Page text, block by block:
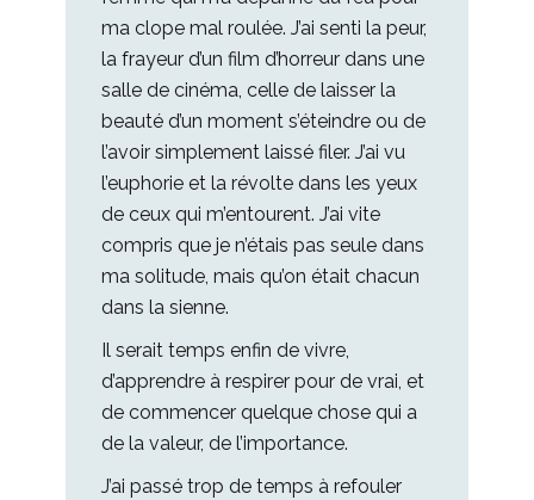
ma clope mal roulée. J’ai senti la peur,
la frayeur d’un film d’horreur dans une
salle de cinéma, celle de laisser la
beauté d’un moment s’éteindre ou de
l’avoir simplement laissé filer. J’ai vu
l’euphorie et la révolte dans les yeux
de ceux qui m’entourent. J’ai vite
compris que je n’étais pas seule dans
ma solitude, mais qu’on était chacun
dans la sienne.
Il serait temps enfin de vivre,
d’apprendre à respirer pour de vrai, et
de commencer quelque chose qui a
de la valeur, de l’importance.
J’ai passé trop de temps à refouler